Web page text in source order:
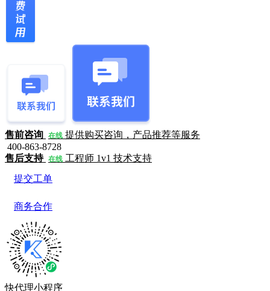
售前咨询 在线 提供购买咨询，产品推荐等服务
400-863-8728
售后支持 在线 工程师 1v1 技术支持
提交工单
商务合作
快代理小程序